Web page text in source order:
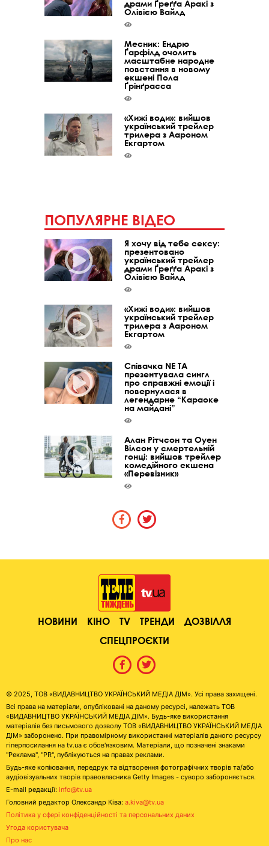
драми Ґреґґа Аракі з
Олівією Вайлд
Месник: Ендрю
Ґарфілд очолить
масштабне народне
повстання в новому
екшені Пола
Ґрінґрасса
«Хижі води»: вийшов
український трейлер
трилера з Аароном
Екгартом
ПОПУЛЯРНЕ ВІДЕО
Я хочу від тебе сексу:
презентовано
український трейлер
драми Ґреґґа Аракі з
Олівією Вайлд
«Хижі води»: вийшов
український трейлер
трилера з Аароном
Екгартом
Співачка NE TA
презентувала сингл
про справжні емоції і
повернулася в
легендарне “Караоке
на майдані”
Алан Рітчсон та Оуен
Вілсон у смертельній
гонці: вийшов трейлер
комедійного екшена
«Перевізник»
НОВИНИ КІНО TV ТРЕНДИ
ДОЗВІЛЛЯ
СПЕЦПРОЄКТИ
© 2025, ТОВ «ВИДАВНИЦТВО УКРАЇНСЬКИЙ МЕДІА ДІМ». Усі права захищені.
Всі права на матеріали, опубліковані на даному ресурсі, належать ТОВ
«ВИДАВНИЦТВО УКРАЇНСЬКИЙ МЕДІА ДІМ». Будь-яке використання
матеріалів без письмового дозволу ТОВ «ВИДАВНИЦТВО УКРАЇНСЬКИЙ МЕДІА
ДІМ» заборонено. При правомірному використанні матеріалів даного ресурсу
гіперпосилання на tv.ua є обов'язковим. Матеріали, що позначені знаками
"Реклама", "PR", публікуються на правах реклами.
Будь-яке копіювання, передрук та відтворення фотографічних творів та/або
аудіовізуальних творів правовласника Getty Images - суворо забороняється.
E-mail редакції: info@tv.ua
Головний редактор Олександр Ківа: a.kiva@tv.ua
Політика у сфері конфіденційності та персональних даних
Угода користувача
Про нас